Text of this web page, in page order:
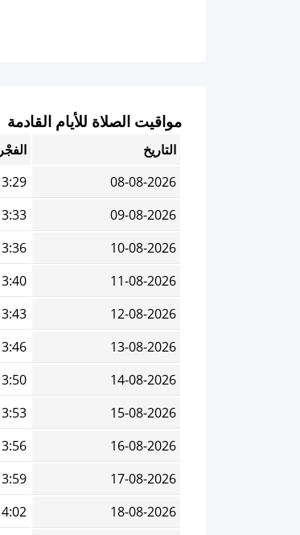
مواقيت الصلاة للأيام القادمة
التاريخ الفجْر
08-08-2026
3:29 AM
09-08-2026
3:33 AM
10-08-2026
3:36 AM
11-08-2026
3:40 AM
12-08-2026
3:43 AM
13-08-2026
3:46 AM
14-08-2026
3:50 AM
15-08-2026
3:53 AM
16-08-2026
3:56 AM
17-08-2026
3:59 AM
18-08-2026
4:02 AM